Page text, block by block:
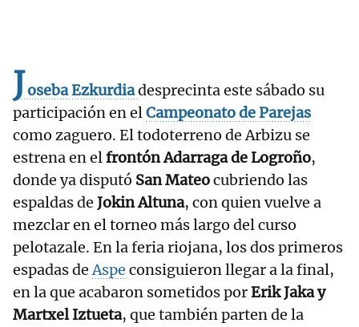
JosebaEzkurdiadesprecinta este sábado su
participación en elCampeonatodeParejas
como zaguero. El todoterreno de Arbizu se
estrena en elfrontón Adarraga de Logroño,
donde ya disputó San Mateocubriendo las
espaldas de Jokin Altuna, con quien vuelve a
mezclar en el torneo más largo del curso
pelotazale. En la feria riojana, los dos primeros
espadas deAspe consiguieron llegar a la final,
en la que acabaron sometidos porErik Jaka y
Martxel Iztueta, que también parten de la